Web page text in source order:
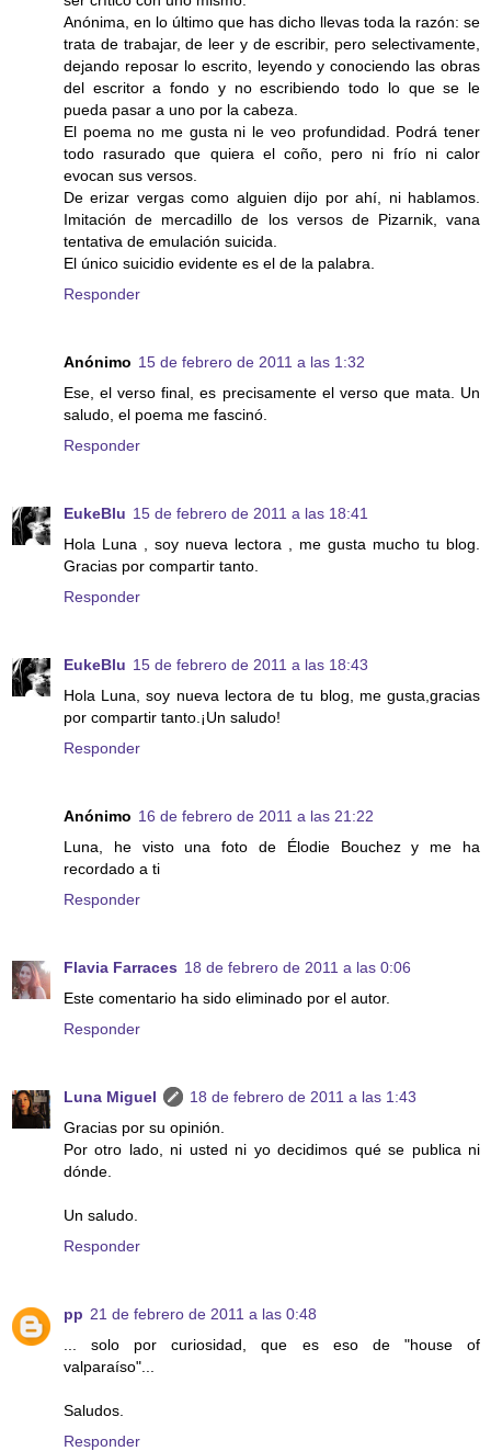
Anónima, en lo último que has dicho llevas toda la razón: se
trata de trabajar, de leer y de escribir, pero selectivamente,
dejando reposar lo escrito, leyendo y conociendo las obras
del escritor a fondo y no escribiendo todo lo que se le
pueda pasar a uno por la cabeza.
El poema no me gusta ni le veo profundidad. Podrá tener
todo rasurado que quiera el coño, pero ni frío ni calor
evocan sus versos.
De erizar vergas como alguien dijo por ahí, ni hablamos.
Imitación de mercadillo de los versos de Pizarnik, vana
tentativa de emulación suicida.
El único suicidio evidente es el de la palabra.
Responder
Anónimo 15 de febrero de 2011 a las 1:32
Ese, el verso final, es precisamente el verso que mata. Un
saludo, el poema me fascinó.
Responder
EukeBlu 15 de febrero de 2011 a las 18:41
Hola Luna , soy nueva lectora , me gusta mucho tu blog.
Gracias por compartir tanto.
Responder
EukeBlu 15 de febrero de 2011 a las 18:43
Hola Luna, soy nueva lectora de tu blog, me gusta,gracias
por compartir tanto.¡Un saludo!
Responder
Anónimo 16 de febrero de 2011 a las 21:22
Luna, he visto una foto de Élodie Bouchez y me ha
recordado a ti
Responder
Flavia Farraces 18 de febrero de 2011 a las 0:06
Este comentario ha sido eliminado por el autor.
Responder
Luna Miguel
18 de febrero de 2011 a las 1:43
Gracias por su opinión.
Por otro lado, ni usted ni yo decidimos qué se publica ni
dónde.
Un saludo.
Responder
pp 21 de febrero de 2011 a las 0:48
... solo por curiosidad, que es eso de "house of
valparaíso"...
Saludos.
Responder